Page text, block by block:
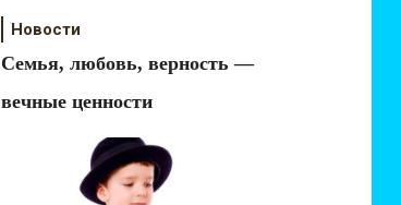
Новости
Семья, любовь, верность —
вечные ценности